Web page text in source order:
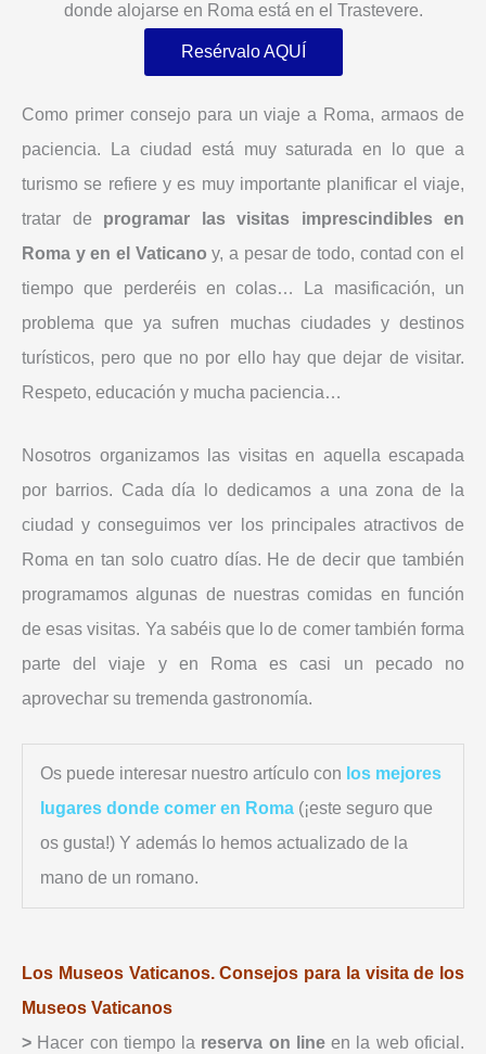
donde alojarse en Roma está en el Trastevere.
Resérvalo AQUÍ
Como primer consejo para un viaje a Roma, armaos de
paciencia. La ciudad está muy saturada en lo que a
turismo se refiere y es muy importante planificar el viaje,
tratar de programar las visitas imprescindibles en
Roma y en el Vaticano y, a pesar de todo, contad con el
tiempo que perderéis en colas… La masificación, un
problema que ya sufren muchas ciudades y destinos
turísticos, pero que no por ello hay que dejar de visitar.
Respeto, educación y mucha paciencia…
Nosotros organizamos las visitas en aquella escapada
por barrios. Cada día lo dedicamos a una zona de la
ciudad y conseguimos ver los principales atractivos de
Roma en tan solo cuatro días. He de decir que también
programamos algunas de nuestras comidas en función
de esas visitas. Ya sabéis que lo de comer también forma
parte del viaje y en Roma es casi un pecado no
aprovechar su tremenda gastronomía.
Os puede interesar nuestro artículo con los mejores
lugares donde comer en Roma (¡este seguro que
os gusta!) Y además lo hemos actualizado de la
mano de un romano.
Los Museos Vaticanos.Consejos para la visita de los
Museos Vaticanos
> Hacer con tiempo la reserva on lineen la web oficial.